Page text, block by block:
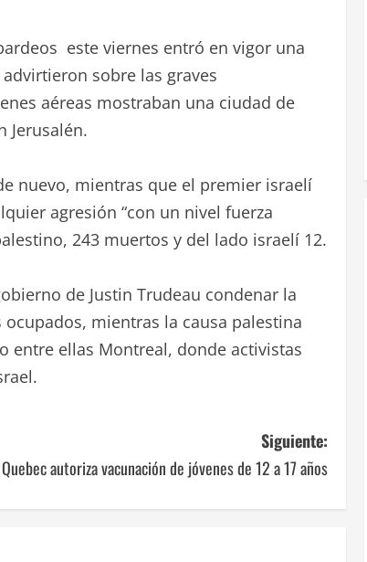
este viernes entró en vigor una
sobre las graves
aéreas mostraban una ciudad de
Jerusalén.
nuevo, mientras que el premier israelí
agresión “con un nivel fuerza
243 muertos y del lado israelí 12.
de Justin Trudeau condenar la
mientras la causa palestina
entre ellas Montreal, donde activistas
Siguiente:
Quebec autoriza vacunación de jóvenes de 12 a 17 años